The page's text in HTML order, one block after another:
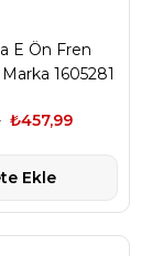
E Ön Fren
1605281
₺457,99
Ekle